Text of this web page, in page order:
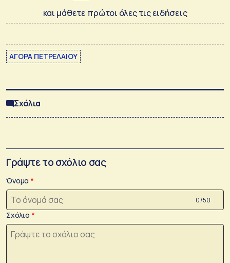
και μάθετε πρώτοι όλες τις ειδήσεις
ΑΓΟΡΑ ΠΕΤΡΕΛΑΙΟΥ
Σχόλια
Γράψτε το σχόλιο σας
Όνομα
0 /50
Σχόλιο